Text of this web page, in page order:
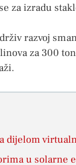
za izradu
razvoj
za 300
dijelom
u solarne